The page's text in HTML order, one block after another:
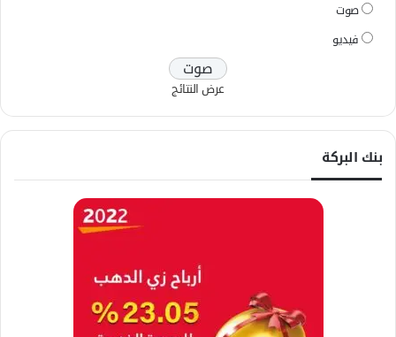
صوت
فيديو
عرض النتائج
بنك البركة